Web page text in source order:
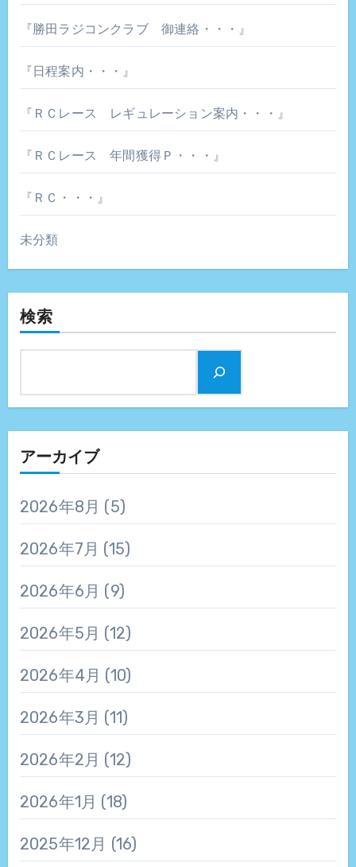
『勝田ラジコンクラブ 御連絡・・・』
『日程案内・・・』
『ＲＣレース レギュレーション案内・・・』
『ＲＣレース 年間獲得Ｐ・・・』
『ＲＣ・・・』
未分類
検索
アーカイブ
2026年8月 (5)
2026年7月 (15)
2026年6月 (9)
2026年5月 (12)
2026年4月 (10)
2026年3月 (11)
2026年2月 (12)
2026年1月 (18)
2025年12月 (16)